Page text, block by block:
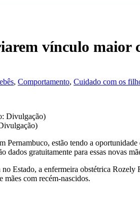
vínculo maior
, Comportamento, Cuidado com os
Pernambuco, estão tendo a
dados gratuitamente para essas novas
Estado, a enfermeira obstétrica
mães com recém-nascidos.